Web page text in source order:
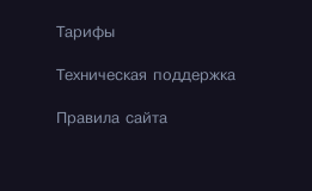
Тарифы
Техническая поддержка
Правила сайта